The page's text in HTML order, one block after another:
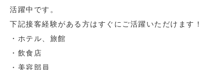
活躍中です。
下記接客経験がある方はすぐにご活躍いただけます！
・ホテル、旅館
・飲食店
・美容部員